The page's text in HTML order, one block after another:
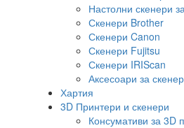
Настолни скенери
Скенери Brother
Скенери Canon
Скенери Fujitsu
Скенери IRIScan
Аксесоари за
Хартия
3D Принтери и скенери
Консумативи за 3D